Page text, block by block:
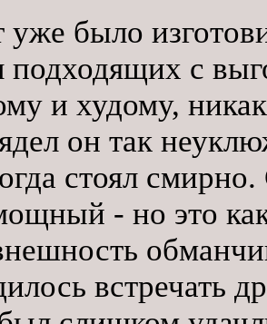
уже было
подходящих с
и худому,
он так
стоял
- но это
встречать